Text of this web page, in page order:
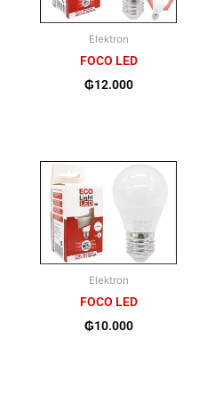
Elektron
FOCO LED
₲12.000
Elektron
FOCO LED
₲10.000